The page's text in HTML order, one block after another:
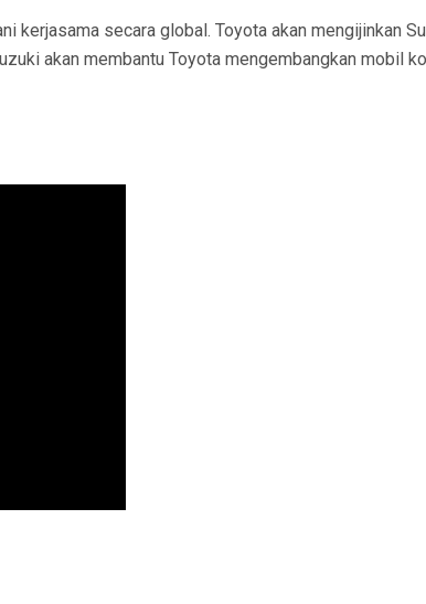
kerjasama secara global. Toyota akan mengijinkan
akan membantu Toyota mengembangkan mobil